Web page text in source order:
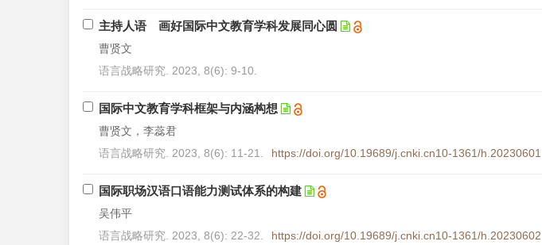
主持人语 画好国际中文教育学科发展同心圆
曹贤文
语言战略研究. 2023, 8(6): 9-10.
国际中文教育学科框架与内涵构想
曹贤文，李蕊君
语言战略研究. 2023, 8(6): 11-21.
https://doi.org/10.19689/j.cnki.cn10-1361/h.20230601
国际职场汉语口语能力测试体系的构建
吴伟平
语言战略研究. 2023, 8(6): 22-32.
https://doi.org/10.19689/j.cnki.cn10-1361/h.20230602